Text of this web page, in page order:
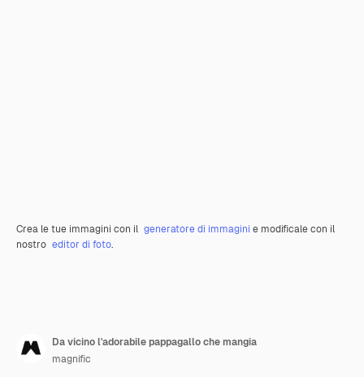
Crea le tue immagini con il generatore di immagini e modificale con il
nostro editor di foto.
Da vicino l'adorabile pappagallo che mangia
magnific